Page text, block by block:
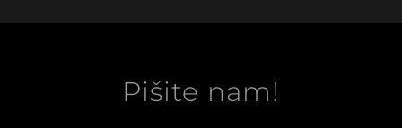
Pišite nam!